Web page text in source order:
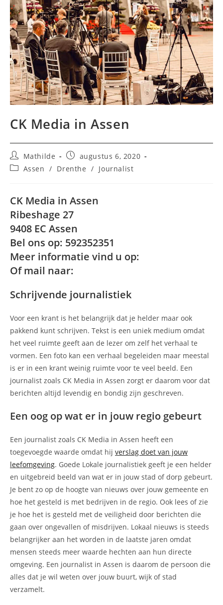
CK Media in Assen
Bericht
auteur:
Mathilde
Bericht
gepubliceerd
op:
augustus 6, 2020
Berichtcategorie:
Assen / Drenthe / Journalist
CK Media in Assen
Ribeshage 27
9408 EC Assen
Bel ons op: 592352351
Meer informatie vind u op:
Of mail naar:
Schrijvende journalistiek
Voor een krant is het belangrijk dat je helder maar ook
pakkend kunt schrijven. Tekst is een uniek medium omdat
het veel ruimte geeft aan de lezer om zelf het verhaal te
vormen. Een foto kan een verhaal begeleiden maar meestal
is er in een krant weinig ruimte voor te veel beeld. Een
journalist zoals CK Media in Assen zorgt er daarom voor dat
berichten altijd levendig en bondig zijn geschreven.
Een oog op wat er in jouw regio gebeurt
Een journalist zoals CK Media in Assen heeft een
toegevoegde waarde omdat hij verslag doet van jouw
leefomgeving. Goede Lokale journalistiek geeft je een helder
en uitgebreid beeld van wat er in jouw stad of dorp gebeurt.
Je bent zo op de hoogte van nieuws over jouw gemeente en
hoe het gesteld is met bedrijven in de regio. Ook lees of zie
je hoe het is gesteld met de veiligheid door berichten die
gaan over ongevallen of misdrijven. Lokaal nieuws is steeds
belangrijker aan het worden in de laatste jaren omdat
mensen steeds meer waarde hechten aan hun directe
omgeving. Een journalist in Assen is daarom de persoon die
alles dat je wil weten over jouw buurt, wijk of stad
verzamelt.